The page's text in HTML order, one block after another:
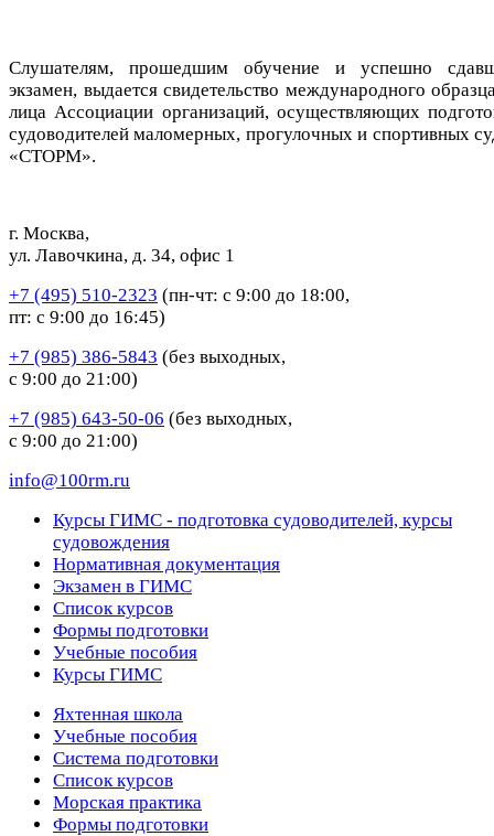
Слушателям, прошедшим обучение и успешно
экзамен, выдается свидетельство международного
лица Ассоциации организаций, осуществляющих
судоводителей маломерных, прогулочных и спортивных
«СТОРМ».
г. Москва,
ул. Лавочкина, д. 34, офис 1
+7 (495) 510-2323 (пн-чт: с 9:00 до 18:00,
пт: с 9:00 до 16:45)
+7 (985) 386-5843 (без выходных,
с 9:00 до 21:00)
+7 (985) 643-50-06 (без выходных,
с 9:00 до 21:00)
info@100rm.ru
Курсы ГИМС - подготовка судоводителей, курсы
судовождения
Нормативная документация
Экзамен в ГИМС
Список курсов
Формы подготовки
Учебные пособия
Курсы ГИМС
Яхтенная школа
Учебные пособия
Cистема подготовки
Список курсов
Морская практика
Формы подготовки